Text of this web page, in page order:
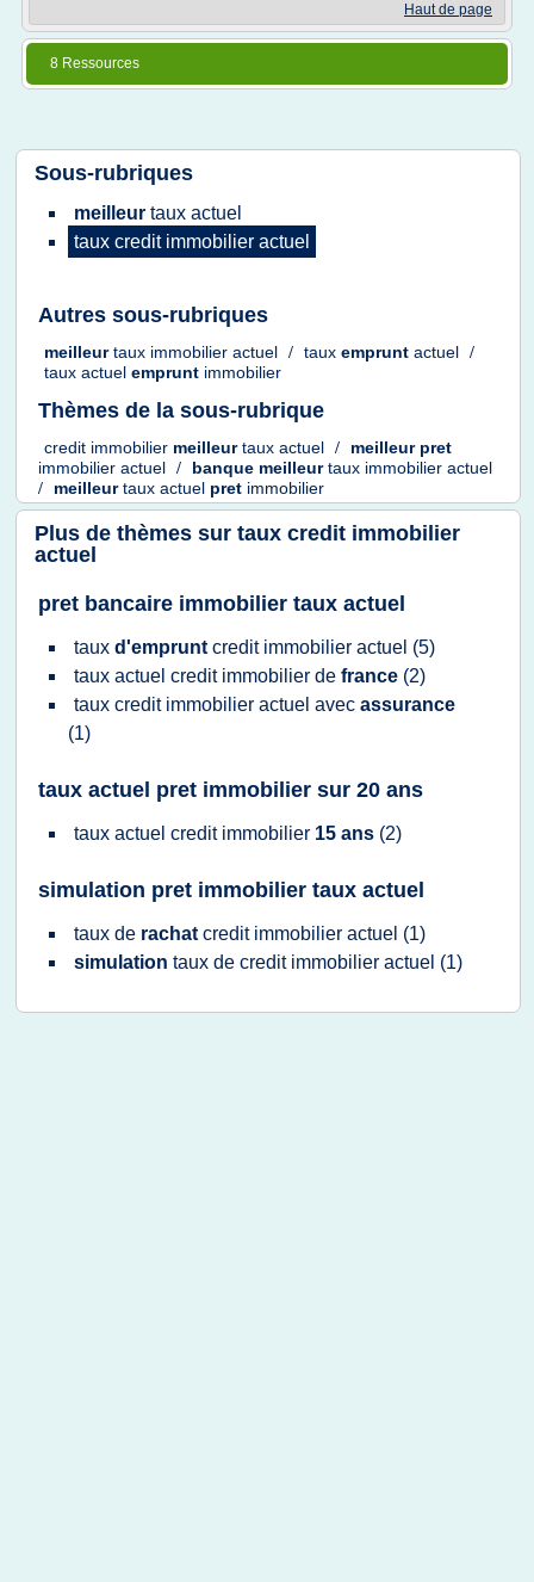
Haut de page
8 Ressources
Sous-rubriques
meilleur taux actuel
taux credit immobilier actuel
Autres sous-rubriques
meilleurtaux immobilier actuel / taux emprunt actuel /
taux actuel emprunt immobilier
Thèmes de la sous-rubrique
credit immobilier meilleurtaux actuel /
meilleur pret
immobilier actuel / banque meilleurtaux immobilier actuel
/
meilleurtaux actuel pret immobilier
Plus de thèmes sur taux credit immobilier
actuel
pret bancaire immobilier taux actuel
taux d'emprunt credit immobilier actuel (5)
taux actuel credit immobilier de france (2)
taux credit immobilier actuel avec assurance
(1)
taux actuel pret immobilier sur 20 ans
taux actuel credit immobilier 15 ans (2)
simulation pret immobilier taux actuel
taux de rachat credit immobilier actuel (1)
simulation taux de credit immobilier actuel (1)